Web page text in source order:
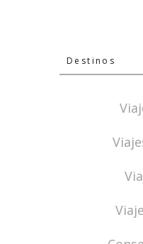
Destinos